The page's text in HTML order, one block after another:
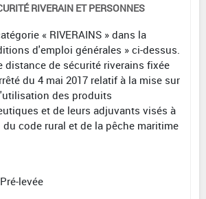
RIVERAIN ET PERSONNES
« RIVERAINS » dans la
d'emploi générales » ci-dessus.
distance de sécurité riverains fixée
du 4 mai 2017 relatif à la mise sur
des produits
et de leurs adjuvants visés à
du code rural et de la pêche maritime
levée